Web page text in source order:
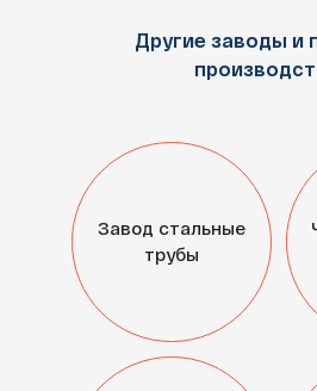
Другие заводы и
Завод стальные
трубы